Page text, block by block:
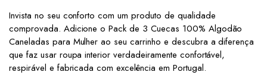
Invista no seu conforto com um produto de qualidade
comprovada. Adicione o Pack de 3 Cuecas 100% Algodão
Caneladas para Mulher ao seu carrinho e descubra a diferença
que faz usar roupa interior verdadeiramente confortável,
respirável e fabricada com excelência em Portugal.